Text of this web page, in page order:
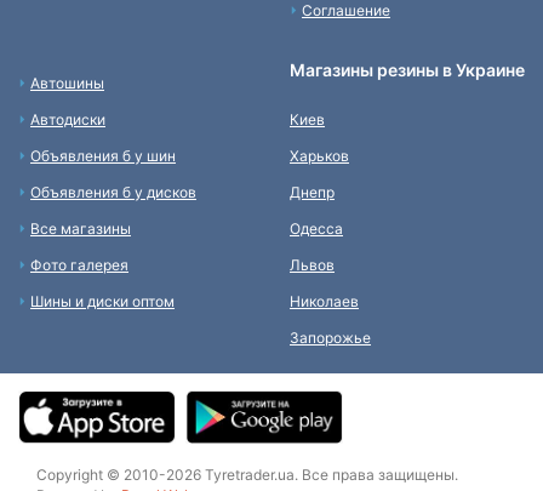
Соглашение
Автошины
Автодиски
Объявления б у шин
Объявления б у дисков
Все магазины
Фото галерея
Шины и диски оптом
Магазины резины в Украине
Киев
Харьков
Днепр
Одесса
Львов
Николаев
Запорожье
Copyright © 2010-2026 Tyretrader.ua. Все права защищены.